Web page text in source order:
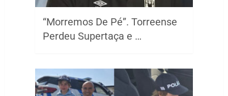
“Morremos De Pé”. Torreense
Perdeu Supertaça e …